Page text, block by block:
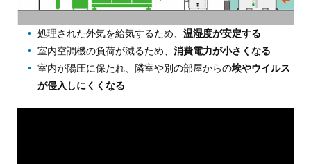
処理された外気を給気するため、 温湿度が安定する
室内空調機の負荷が減るため、 消費電力が小さくなる
室内が陽圧に保たれ、隣室や別の部屋からの埃やウイルス
が侵入しにくくなる